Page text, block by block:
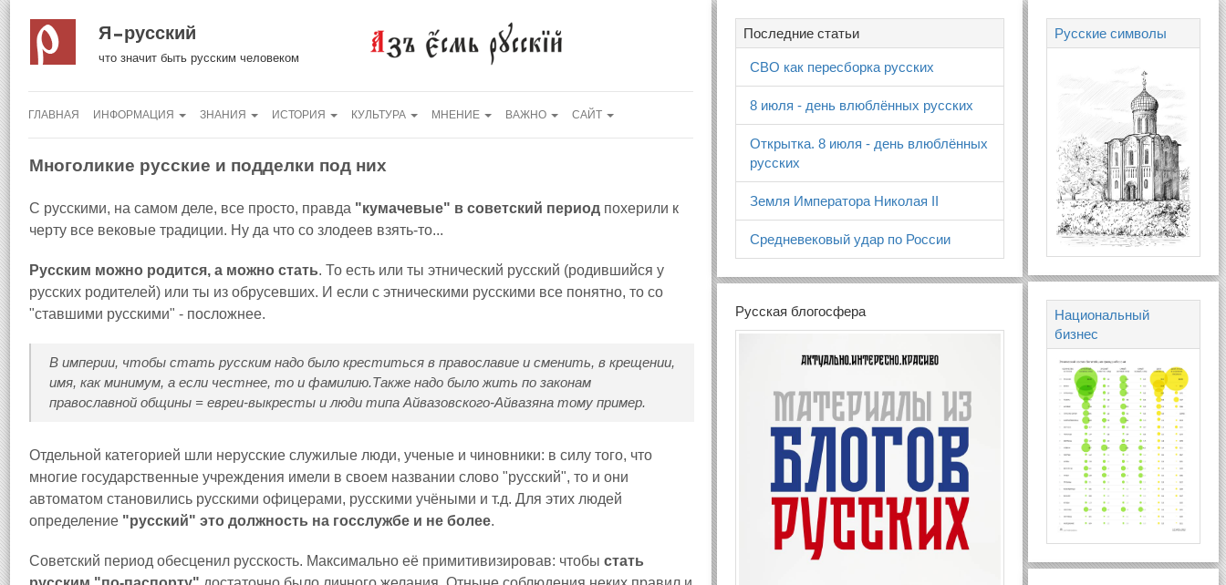
Я русский
что значит быть русским человеком
ГЛАВНАЯ ИНФОРМАЦИЯ ЗНАНИЯ ИСТОРИЯ КУЛЬТУРА МНЕНИЕ ВАЖНО САЙТ
Многоликие русские и подделки под них
С русскими, на самом деле, все просто, правда "кумачевые" в советский период похерили к
черту все вековые традиции. Ну да что со злодеев взять-то...
Русским можно родится, а можно стать. То есть или ты этнический русский (родившийся у
русских родителей) или ты из обрусевших. И если с этническими русскими все понятно, то со
"ставшими русскими" - посложнее.
В империи, чтобы стать русским надо было креститься в православие и сменить, в крещении,
имя, как минимум, а если честнее, то и фамилию.Также надо было жить по законам
православной общины = евреи-выкресты и люди типа Айвазовского-Айвазяна тому пример.
Отдельной категорией шли нерусские служилые люди, ученые и чиновники: в силу того, что
многие государственные учреждения имели в своем названии слово "русский", то и они
автоматом становились русскими офицерами, русскими учёными и т.д. Для этих людей
определение "русский" это должность на госслужбе и не более.
Советский период обесценил русскость. Максимально её примитивизировав: чтобы стать
Последние статьи
СВО как пересборка русских
8 июля - день влюблённых русских
Открытка. 8 июля - день влюблённых
русских
Земля Императора Николая II
Средневековый удар по России
Русская блогосфера
Русские символы
Национальный
бизнес